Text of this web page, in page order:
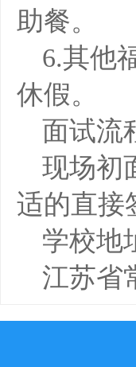
助餐。
6.其他
休假。
面试流
现场初
适的直接
学校地
江苏省